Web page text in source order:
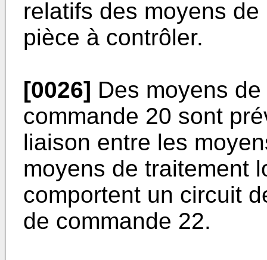
relatifs des moyens
pièce à contrôler.
[0026] Des moyens
commande 20 sont
liaison entre les
moyens de traitement
comportent un circuit
de commande 22.